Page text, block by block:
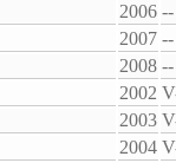
2006 --
2007 --
2008 --
2002
2003
2004